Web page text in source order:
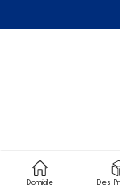
Domicile Des